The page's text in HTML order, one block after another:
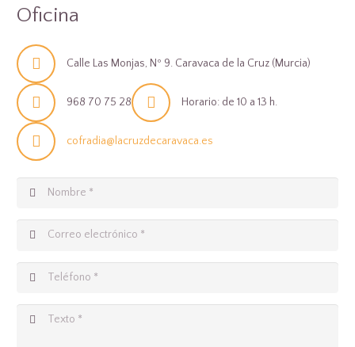
Oficina
Calle Las Monjas, Nº 9. Caravaca de la Cruz (Murcia)
968 70 75 28 Horario: de 10 a 13 h.
cofradia@lacruzdecaravaca.es